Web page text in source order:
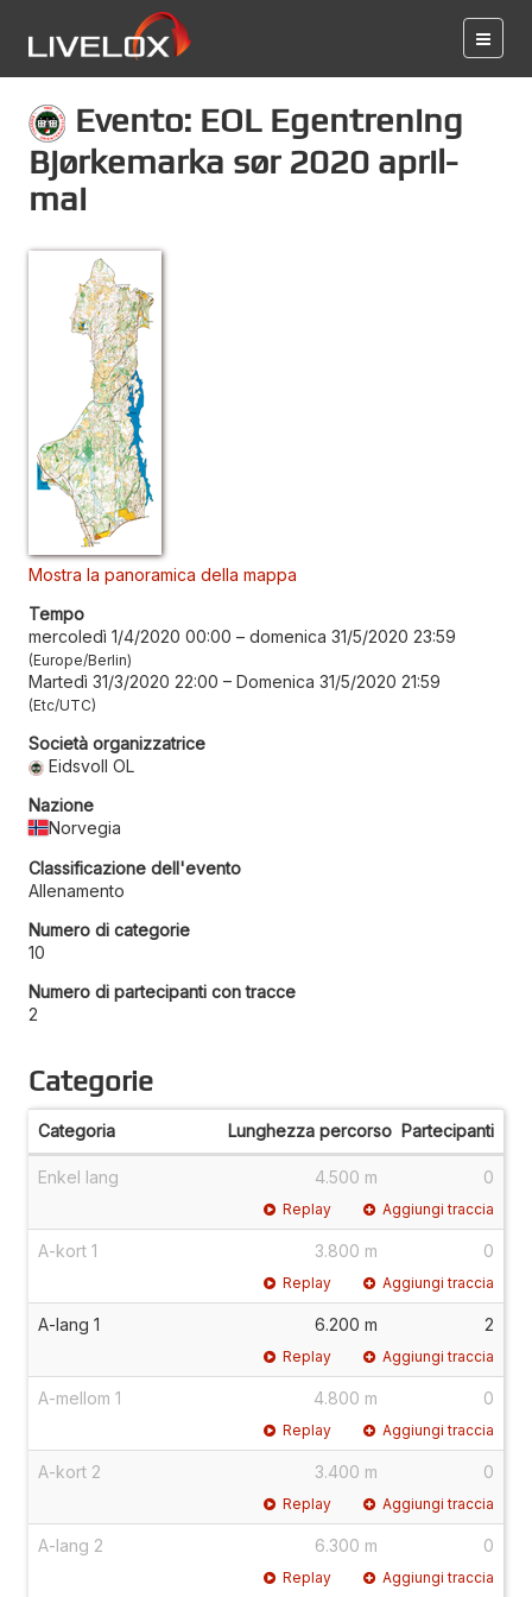
Evento: EOL Egentrening
Bjørkemarka sør 2020 april-
mai
Mostra la panoramica della mappa
Tempo
mercoledì 1/4/2020 00:00 – domenica 31/5/2020 23:59
Europe/Berlin
Martedì 31/3/2020 22:00 – Domenica 31/5/2020 21:59
Etc/UTC
Società organizzatrice
Eidsvoll OL
Nazione
Norvegia
Classificazione dell'evento
Allenamento
Numero di categorie
10
Numero di partecipanti con tracce
2
Categorie
Categoria Lunghezza percorso Partecipanti
Enkel lang 4.500 m 0
Replay Aggiungi traccia
A-kort 1 3.800 m 0
Replay Aggiungi traccia
A-lang 1 6.200 m 2
Replay Aggiungi traccia
A-mellom 1 4.800 m 0
Replay Aggiungi traccia
A-kort 2 3.400 m 0
Replay Aggiungi traccia
A-lang 2 6.300 m 0
Replay Aggiungi traccia